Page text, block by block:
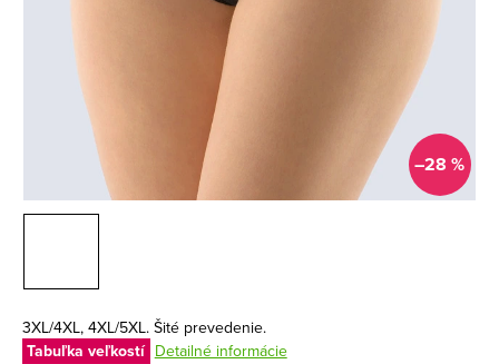
–28 %
3XL/4XL, 4XL/5XL. Šité prevedenie.
Tabuľka veľkostí Detailné informácie